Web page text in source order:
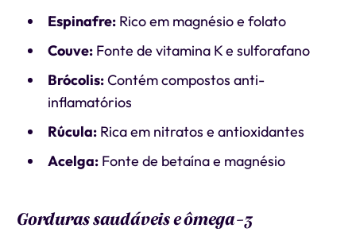
Espinafre:Rico em magnésio e folato
Couve:Fonte de vitamina K e sulforafano
Brócolis:Contém compostos anti-
inflamatórios
Rúcula:Rica em nitratos e antioxidantes
Acelga:Fonte de betaína e magnésio
Gorduras saudáveis e ômega-3